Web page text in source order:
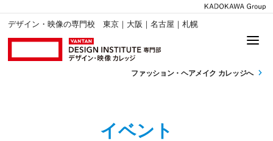
デザイン・映像の専門校 東京｜大阪｜名古屋｜札幌
ファッション・ ヘアメイク カレッジへ
イベント